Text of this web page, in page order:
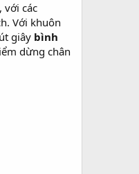
với các
Với khuôn
giây bình
dừng chân